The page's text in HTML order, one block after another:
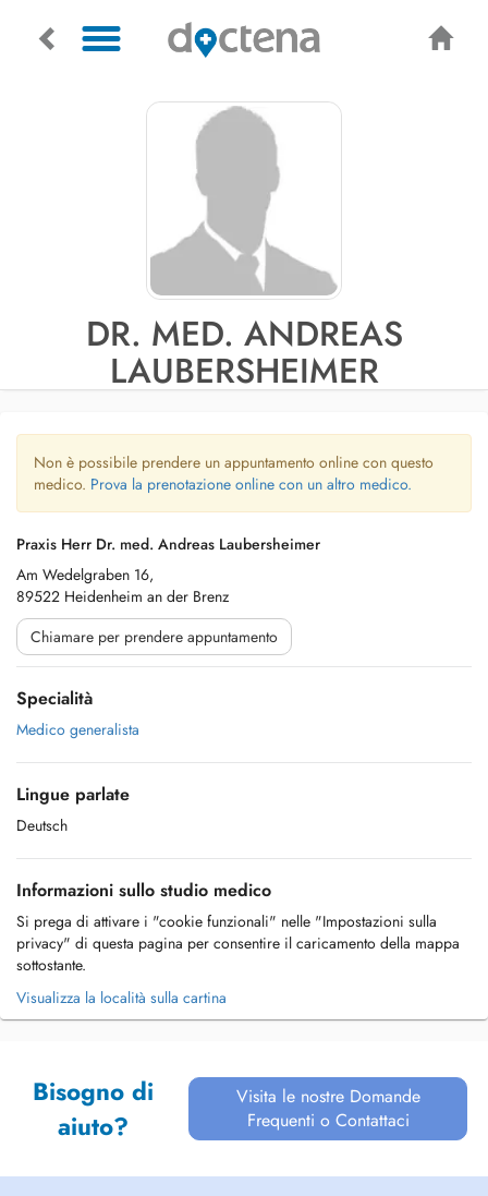
DR. MED. ANDREAS
LAUBERSHEIMER
Non è possibile prendere un appuntamento online con questo
medico. Prova la prenotazione online con un altro medico.
Praxis Herr Dr. med. Andreas Laubersheimer
Am Wedelgraben 16,
89522 Heidenheim an der Brenz
Chiamare per prendere appuntamento
Specialità
Medico generalista
Lingue parlate
Deutsch
Informazioni sullo studio medico
Si prega di attivare i "cookie funzionali" nelle "Impostazioni sulla
privacy" di questa pagina per consentire il caricamento della mappa
sottostante.
Visualizza la località sulla cartina
Bisogno di
aiuto?
Visita le nostre Domande
Frequenti o Contattaci